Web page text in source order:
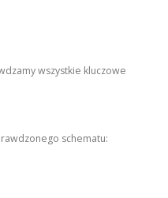
wszystkie kluczowe
schematu: